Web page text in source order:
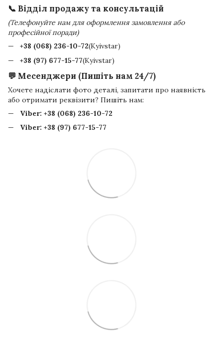
📞 Відділ продажу та консультацій
(Телефонуйте нам для оформлення замовлення або
професійної поради)
+38 (068) 236-10-72(Kyivstar)
+38 (97) 677-15-77(Kyivstar)
💬 Месенджери (Пишіть нам 24/7)
Хочете надіслати фото деталі, запитати про наявність
або отримати реквізити? Пишіть нам:
Viber: +38 (068) 236-10-72
Viber: +38 (97) 677-15-77